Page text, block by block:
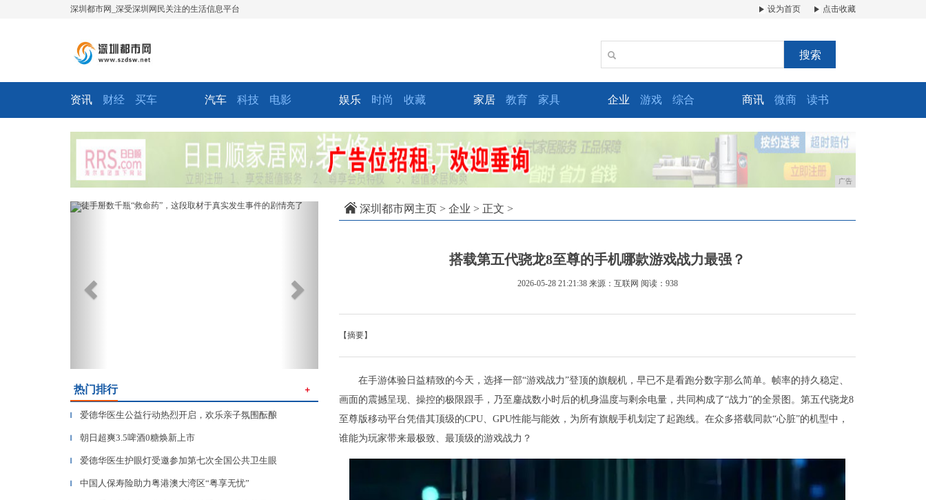
深圳都市网_深受深圳网民关注的生活信息平台 设为首页 点击收藏
搜索
资讯 财经 买车 汽车 科技 电影 娱乐 时尚 收藏 家居 教育 家具 企业 游戏 综合 商讯 微商 读书
广告
Previous Next
热门排行 ＋
▎ 爱德华医生公益行动热烈开启，欢乐亲子氛围酝酿
▎ 朝日超爽3.5啤酒0糖焕新上市
▎ 爱德华医生护眼灯受邀参加第七次全国公共卫生眼
▎ 中国人保寿险助力粤港澳大湾区“粤享无忧”
深圳都市网主页 > 企业 > 正文 >
搭载第五代骁龙8至尊的手机哪款游戏战力最强？
2026-05-28 21:21:38 来源：互联网 阅读：938
【摘要】
在手游体验日益精致的今天，选择一部“游戏战力”登顶的旗舰机，早已不是看跑分数字那么简单。帧率的持久稳定、
画面的震撼呈现、操控的极限跟手，乃至鏖战数小时后的机身温度与剩余电量，共同构成了“战力”的全景图。第五代骁龙8
至尊版移动平台凭借其顶级的CPU、GPU性能与能效，为所有旗舰手机划定了起跑线。在众多搭载同款“心脏”的机型中，
谁能为玩家带来最极致、最顶级的游戏战力？